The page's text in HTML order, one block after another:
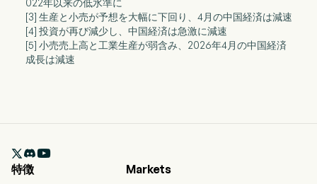
022年以来の低水準に
[3] 生産と小売が予想を大幅に下回り、4月の中国経済は減速
[4] 投資が再び減少し、中国経済は急激に減速
[5] 小売売上高と工業生産が弱含み、2026年4月の中国経済
成長は減速

特徴
Markets